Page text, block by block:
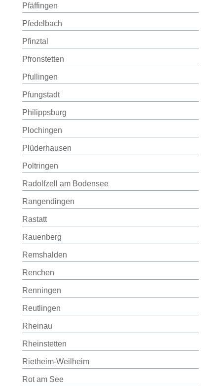
Pfäffingen
Pfedelbach
Pfinztal
Pfronstetten
Pfullingen
Pfungstadt
Philippsburg
Plochingen
Plüderhausen
Poltringen
Radolfzell am Bodensee
Rangendingen
Rastatt
Rauenberg
Remshalden
Renchen
Renningen
Reutlingen
Rheinau
Rheinstetten
Rietheim-Weilheim
Rot am See